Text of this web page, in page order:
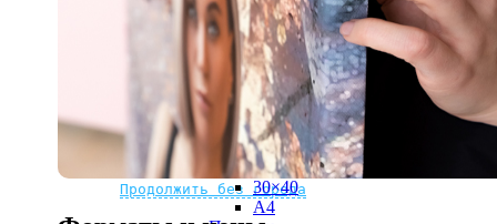
Не нашли Ваш город?
Мы доставляем по всему миру
Продолжить без города
рамке
10х10
10×15
13×18
15×15
15×20
20×20
20×30
30×30
30×40
A4